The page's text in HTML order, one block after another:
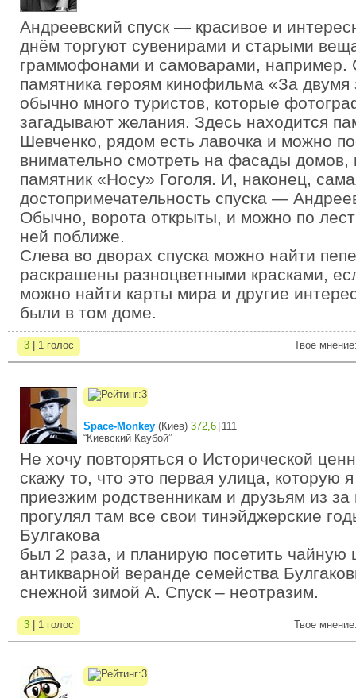
Андреевский спуск — красивое и
днём торгуют сувенирами и старыми
граммофонами и самоварами, например.
памятника героям кинофильма «За
обычно много туристов, которые
загадывают желания. Здесь находится
Шевченко, рядом есть лавочка и можно
внимательно смотреть на фасады домов,
памятник «Носу» Гоголя. И, наконец,
достопримечательность спуска —
Обычно, ворота открыты, и можно по
ней поближе.
Слева во дворах спуска можно найти
раскрашены разноцветными красками,
можно найти карты мира и другие
были в том доме.
3 | 1 голос Твое
Space-Monkey (Киев) 372,6 111
“Киевский Каубой”
Не хочу повторяться о Исторической
скажу то, что это первая улица, которую
приезжим родственникам и друзьям из
прогулял там все свои тинэйджерские
Булгакова
был 2 раза, и планирую посетить
антикварной веранде семейства
снежной зимой А. Спуск – неотразим.
3 | 1 голос Твое